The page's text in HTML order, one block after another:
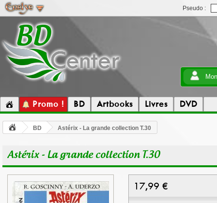
Pseudo :
Promo ! BD Artbooks Livres DVD
BD Astérix - La grande collection T.30
Astérix - La grande collection T.30
17,99 €